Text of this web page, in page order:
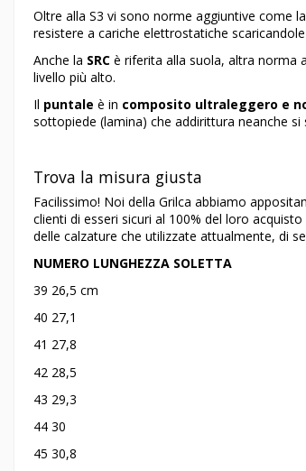
Oltre alla S3 vi sono norme aggiuntive come la
resistere a cariche elettrostatiche
Anche la SRC è riferita alla suola, altra norma
livello più alto.
Il puntale è in composito ultraleggero e
sottopiede (lamina) che addirittura neanche si
Trova la misura giusta
Facilissimo! Noi della Grilca abbiamo
clienti di esseri sicuri al 100% del loro
delle calzature che utilizzate attualmente, di
NUMERO LUNGHEZZA SOLETTA
39 26,5 cm
40 27,1
41 27,8
42 28,5
43 29,3
44 30
45 30,8